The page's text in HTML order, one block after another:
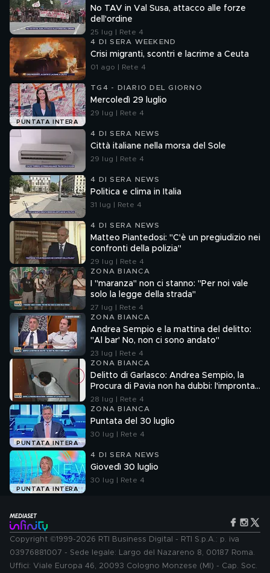
No TAV in Val Susa, attacco alle forze
dell'ordine
25 lug | Rete 4
4 DI SERA WEEKEND
Crisi migranti, scontri e lacrime a Ceuta
01 ago | Rete 4
PUNTATA INTERA
TG4 - DIARIO DEL GIORNO
Mercoledì 29 luglio
29 lug | Rete 4
4 DI SERA NEWS
Città italiane nella morsa del Sole
29 lug | Rete 4
4 DI SERA NEWS
Politica e clima in Italia
31 lug | Rete 4
4 DI SERA NEWS
Matteo Piantedosi: "C'è un pregiudizio nei
confronti della polizia"
29 lug | Rete 4
ZONA BIANCA
I "maranza" non ci stanno: "Per noi vale
solo la legge della strada"
27 lug | Rete 4
ZONA BIANCA
Andrea Sempio e la mattina del delitto:
"Al bar' No, non ci sono andato"
23 lug | Rete 4
ZONA BIANCA
Delitto di Garlasco: Andrea Sempio, la
Procura di Pavia non ha dubbi: l'impronta
33 è la pistola fumante
28 lug | Rete 4
PUNTATA INTERA
ZONA BIANCA
Puntata del 30 luglio
30 lug | Rete 4
PUNTATA INTERA
4 DI SERA NEWS
Giovedì 30 luglio
30 lug | Rete 4
Copyright ©1999-2026 RTI Business Digital - RTI S.p.A.: p. iva
03976881007 - Sede legale: Largo del Nazareno 8, 00187 Roma.
Uffici: Viale Europa 46, 20093 Cologno Monzese (MI) - Cap. Soc.